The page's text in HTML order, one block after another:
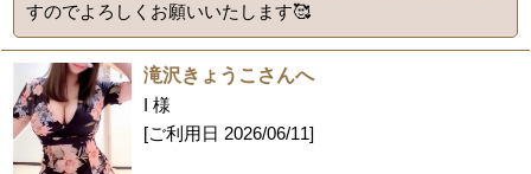
すのでよろしくお願いいたします🥰
滝沢きょうこさんへ
I 様
[ご利用日 2026/06/11]